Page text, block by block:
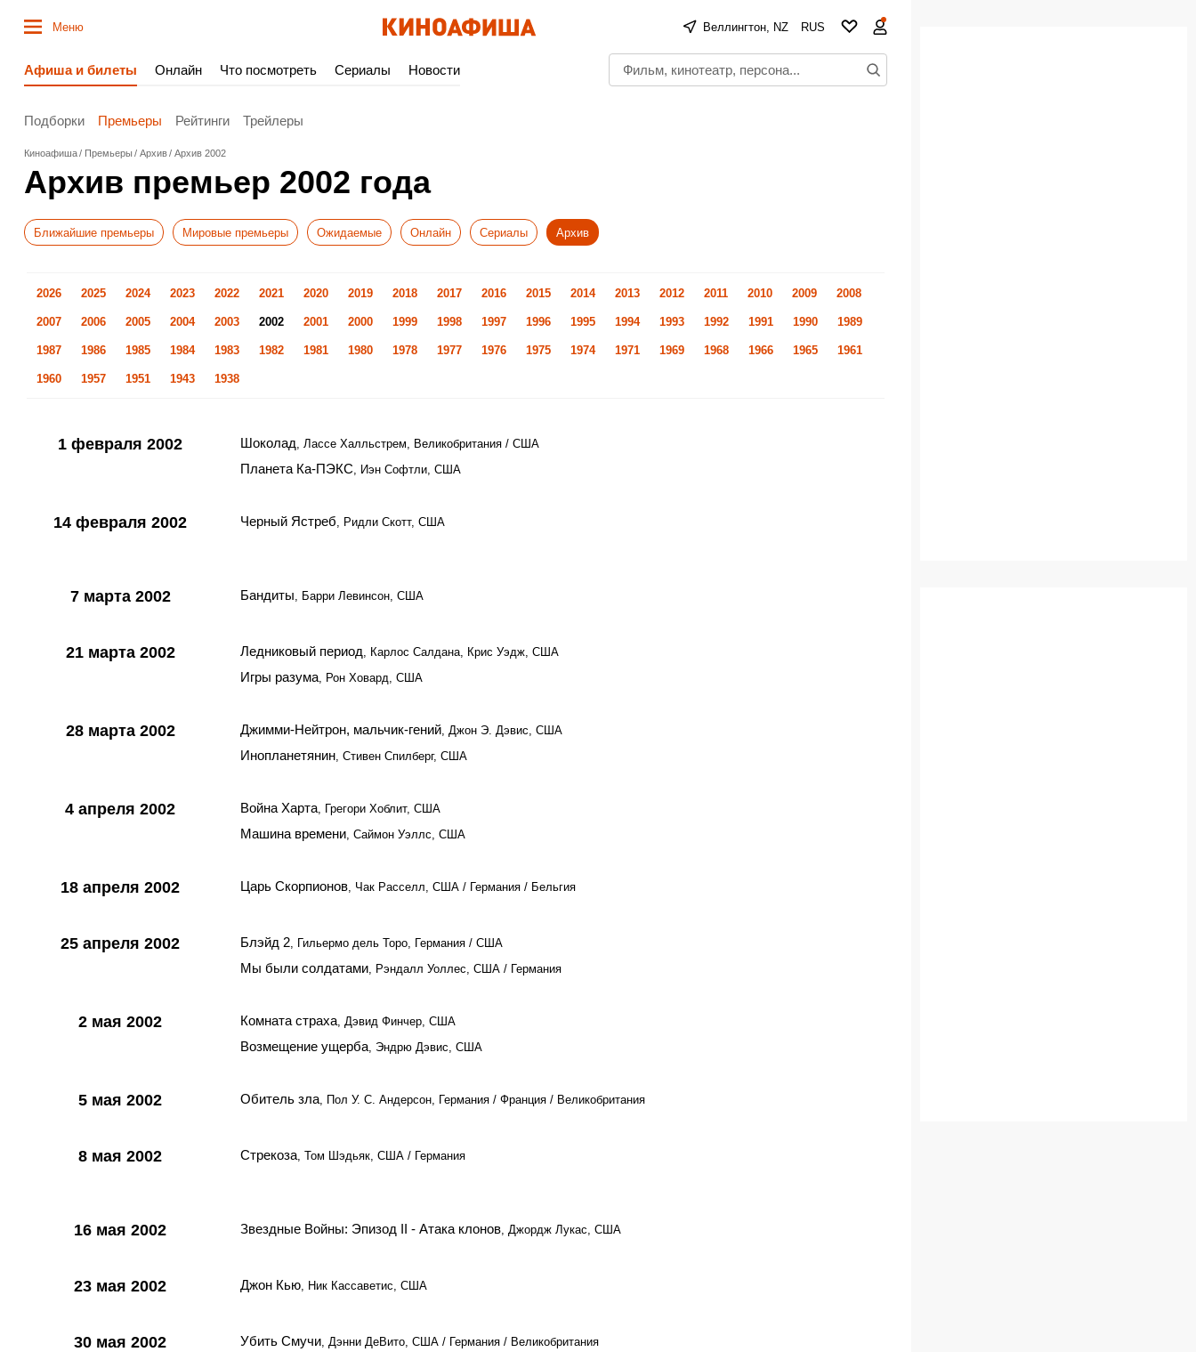
Меню Веллингтон, NZ RUS
Афиша и билеты Онлайн Что посмотреть Сериалы Новости
Подборки Премьеры Рейтинги Трейлеры
Киноафиша Премьеры Архив Архив 2002
Архив премьер 2002 года
Ближайшие премьеры Мировые премьеры Ожидаемые Онлайн Сериалы Архив
2026 2025 2024 2023 2022 2021 2020 2019 2018 2017 2016 2015 2014 2013 2012 2011 2010 2009 2008
2007 2006 2005 2004 2003 2002 2001 2000 1999 1998 1997 1996 1995 1994 1993 1992 1991 1990 1989
1987 1986 1985 1984 1983 1982 1981 1980 1978 1977 1976 1975 1974 1971 1969 1968 1966 1965 1961
1960 1957 1951 1943 1938
1 февраля 2002 Шоколад, Лассе Халльстрем, Великобритания / США
Планета Ка-ПЭКС, Иэн Софтли, США
14 февраля 2002 Черный Ястреб, Ридли Скотт, США
7 марта 2002 Бандиты, Барри Левинсон, США
21 марта 2002 Ледниковый период, Карлос Салдана, Крис Уэдж, США
Игры разума, Рон Ховард, США
28 марта 2002 Джимми-Нейтрон, мальчик-гений, Джон Э. Дэвис, США
Инопланетянин, Стивен Спилберг, США
4 апреля 2002 Война Харта, Грегори Хоблит, США
Машина времени, Саймон Уэллс, США
18 апреля 2002 Царь Скорпионов, Чак Расселл, США / Германия / Бельгия
25 апреля 2002 Блэйд 2, Гильермо дель Торо, Германия / США
Мы были солдатами, Рэндалл Уоллес, США / Германия
2 мая 2002 Комната страха, Дэвид Финчер, США
Возмещение ущерба, Эндрю Дэвис, США
5 мая 2002 Обитель зла, Пол У. С. Андерсон, Германия / Франция / Великобритания
8 мая 2002 Стрекоза, Том Шэдьяк, США / Германия
16 мая 2002 Звездные Войны: Эпизод II - Атака клонов, Джордж Лукас, США
23 мая 2002 Джон Кью, Ник Кассаветис, США
30 мая 2002 Убить Смучи, Дэнни ДеВито, США / Германия / Великобритания